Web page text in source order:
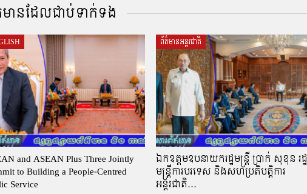
ានដែលជាប់ទាក់ទង
and ASEAN Plus Three Jointly
to Building a People-Centred
Service
ព័ត៌មានអន្តរជាតិ
ឯកឧត្តមឧបនាយករដ្ឋមន្ត្រី ប្រាក់ សុខុន រដ្ឋ
មន្ត្រីការបរទេស និងសហប្រតិបត្តិការ
អន្តរជាតិ…